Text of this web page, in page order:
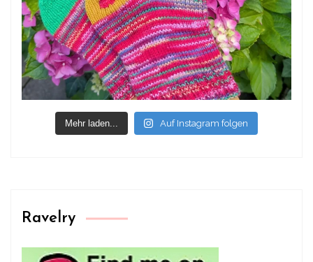
Mehr laden... Auf Instagram folgen
Ravelry